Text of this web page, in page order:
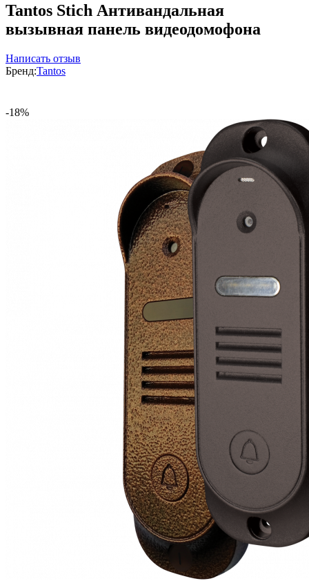
Tantos Stich Антивандальная
вызывная панель видеодомофона
Написать отзыв
Бренд:Tantos
-18%